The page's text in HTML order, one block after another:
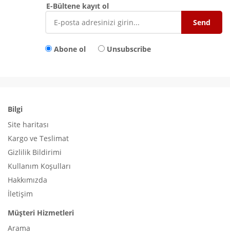
E-Bültene kayıt ol
Abone ol Unsubscribe
Bilgi
Site haritası
Kargo ve Teslimat
Gizlilik Bildirimi
Kullanım Koşulları
Hakkımızda
İletişim
Müşteri Hizmetleri
Arama